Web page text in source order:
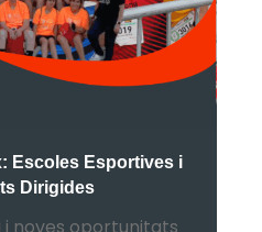
Escoles Esportives i
Dirigides